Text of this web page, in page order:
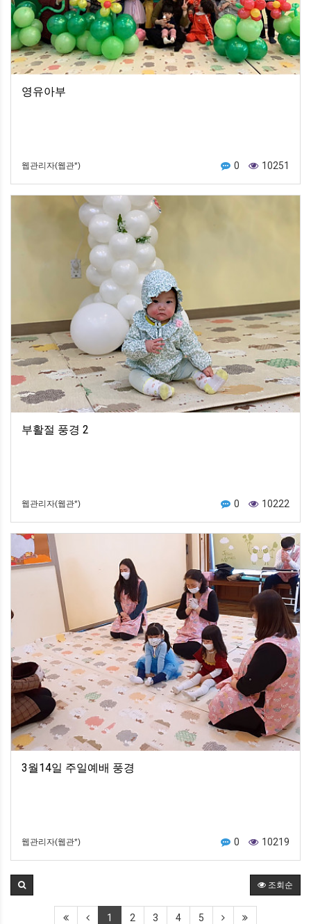
영유아부
웹관리자(웹관*) 0 10251
부활절 풍경 2
웹관리자(웹관*) 0 10222
3월14일 주일예배 풍경
웹관리자(웹관*) 0 10219
조회순
1 2 3 4 5